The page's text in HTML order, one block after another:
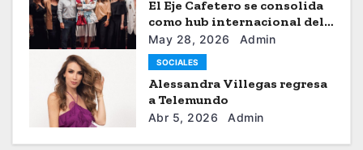
El Eje Cafetero se consolida
como hub internacional del
sistema moda
May 28, 2026 Admin
SOCIALES
Alessandra Villegas regresa
a Telemundo
Abr 5, 2026 Admin